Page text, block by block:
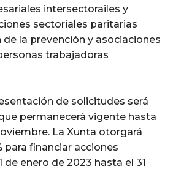
intersectorailes y
sectoriales paritarias
la prevención y asociaciones
trabajadoras
de solicitudes será
permanecerá vigente hasta
La Xunta otorgará
para financiar acciones
de enero de 2023 hasta el 31